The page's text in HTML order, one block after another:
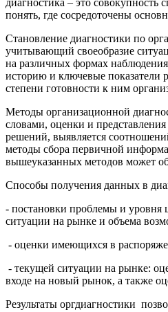
понять, где сосредоточены
Становление диагностики по
учитывающий своеобразие
на различных формах
историю и ключевые показатели
степени готовности к ним
Методы организационной
словами, оценки и
решений, выявляется
методы сбора первичной
вышеуказанных методов может
Способы получения данных в
- постановки проблемы и уровня
ситуации на рынке и объема
- оценки имеющихся в
- текущей ситуации на рынке:
входе на новый рынок, а также
Результаты оргдиагностики